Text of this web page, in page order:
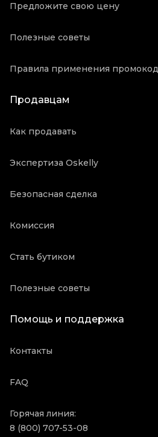
Предложите свою цену
Полезные советы
Правила применения
Продавцам
Как продавать
Экспертиза Oskelly
Безопасная сделка
Комиссия
Стать бутиком
Полезные советы
Помощь и поддержка
Контакты
FAQ
Горячая линия:
8 (800) 707-53-08